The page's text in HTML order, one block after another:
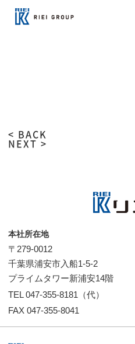
< BACK
NEXT >
本社所在地
〒279-0012
千葉県浦安市入船1-5-2
プライムタワー新浦安14階
TEL 047-355-8181（代）
FAX 047-355-8041